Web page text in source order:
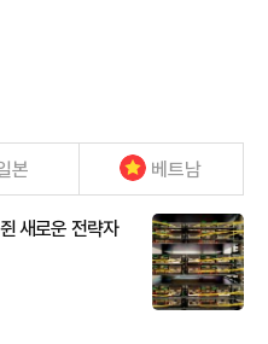
본 베트남
새로운 전략자